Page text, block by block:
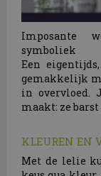
Imposante
symboliek
Een
gemakkelijk
in overvloed.
maakt: ze
KLEUREN EN
Met de lelie